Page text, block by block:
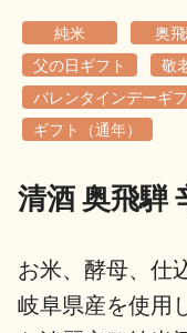
純米 奥
父の日ギフト
敬
バレンタインデーギ
ギフト（通年）
清酒 奥飛騨
お米、酵母、仕
岐阜県産を使用